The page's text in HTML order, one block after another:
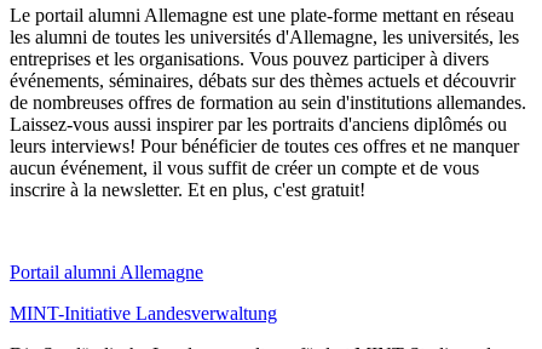
Le portail alumni Allemagne est une plate-forme mettant en réseau
les alumni de toutes les universités d'Allemagne, les universités, les
entreprises et les organisations. Vous pouvez participer à divers
événements, séminaires, débats sur des thèmes actuels et découvrir
de nombreuses offres de formation au sein d'institutions allemandes.
Laissez-vous aussi inspirer par les portraits d'anciens diplômés ou
leurs interviews! Pour bénéficier de toutes ces offres et ne manquer
aucun événement, il vous suffit de créer un compte et de vous
inscrire à la newsletter. Et en plus, c'est gratuit!
Portail alumni Allemagne
MINT-Initiative Landesverwaltung